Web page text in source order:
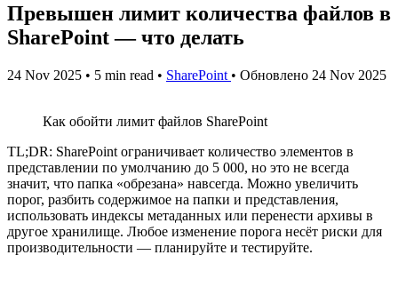
Превышен лимит количества файлов в
SharePoint — что делать
24 Nov 2025 • 5 min read • SharePoint • Обновлено 24 Nov 2025
Как обойти лимит файлов SharePoint
TL;DR: SharePoint ограничивает количество элементов в
представлении по умолчанию до 5 000, но это не всегда
значит, что папка «обрезана» навсегда. Можно увеличить
порог, разбить содержимое на папки и представления,
использовать индексы метаданных или перенести архивы в
другое хранилище. Любое изменение порога несёт риски для
производительности — планируйте и тестируйте.